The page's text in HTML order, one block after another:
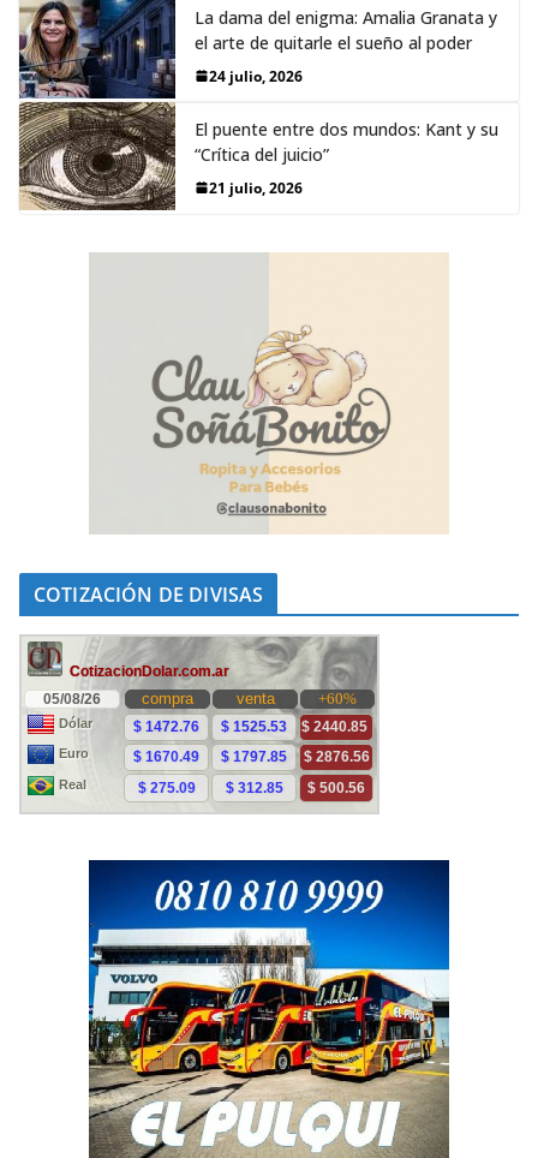
La dama del enigma: Amalia Granata y
el arte de quitarle el sueño al poder
24 julio, 2026
El puente entre dos mundos: Kant y su
“Crítica del juicio”
21 julio, 2026
COTIZACIÓN DE DIVISAS